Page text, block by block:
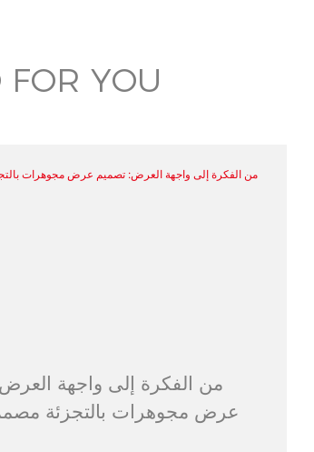
YOU
من الفكرة إلى واجهة
عرض مجوهرات بالتجزئة مصمم